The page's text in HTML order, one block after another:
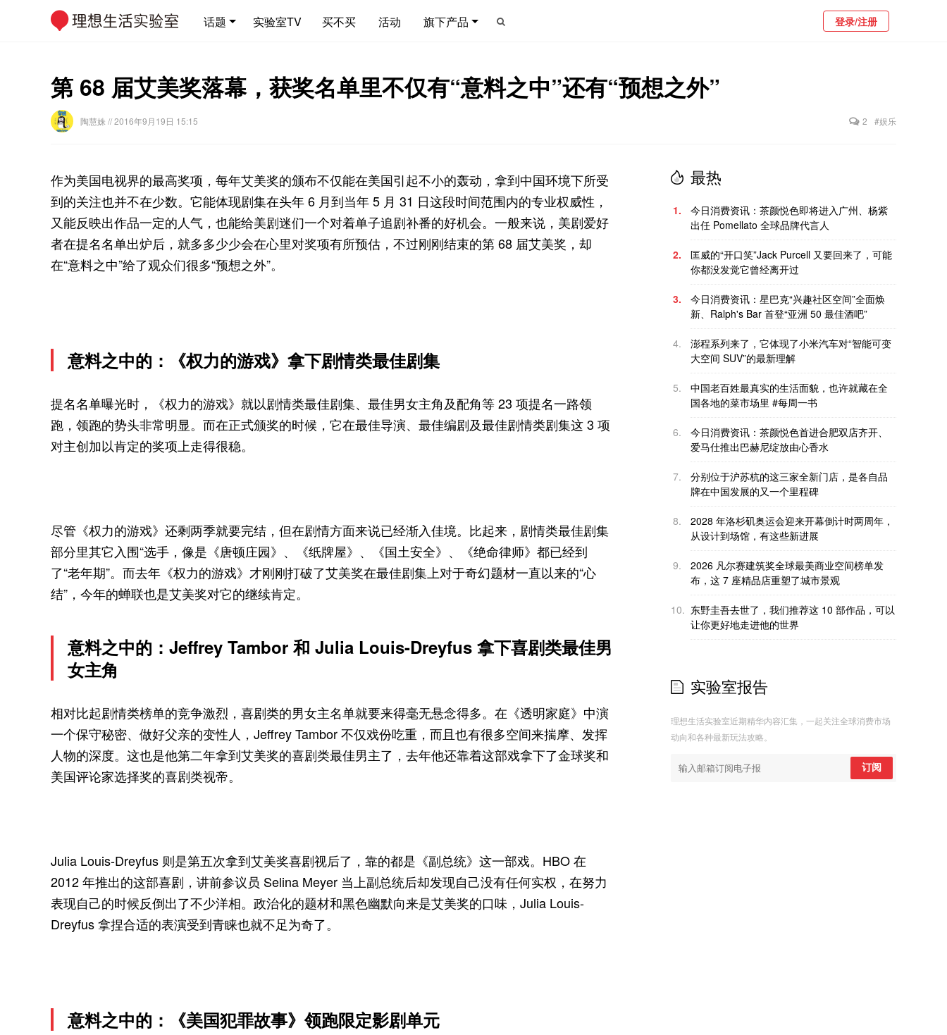
话题 实验室TV 买不买 活动 旗下产品 登录/注册
第 68 届艾美奖落幕，获奖名单里不仅有“意料之中”还有“预想之外”
陶慧姝 // 2016年9月19日 15:15 2 #娱乐
作为美国电视界的最高奖项，每年艾美奖的颁布不仅能在美国引起不小的轰动，拿到中国环境下所受
到的关注也并不在少数。它能体现剧集在头年 6 月到当年 5 月 31 日这段时间范围内的专业权威性，
又能反映出作品一定的人气，也能给美剧迷们一个对着单子追剧补番的好机会。一般来说，美剧爱好
者在提名名单出炉后，就多多少少会在心里对奖项有所预估，不过刚刚结束的第 68 届艾美奖，却
在“意料之中”给了观众们很多“预想之外”。
意料之中的：《权力的游戏》拿下剧情类最佳剧集
提名名单曝光时，《权力的游戏》就以剧情类最佳剧集、最佳男女主角及配角等 23 项提名一路领
跑，领跑的势头非常明显。而在正式颁奖的时候，它在最佳导演、最佳编剧及最佳剧情类剧集这 3 项
对主创加以肯定的奖项上走得很稳。
尽管《权力的游戏》还剩两季就要完结，但在剧情方面来说已经渐入佳境。比起来，剧情类最佳剧集
部分里其它入围“选手，像是《唐顿庄园》、《纸牌屋》、《国土安全》、《绝命律师》都已经到
了“老年期”。而去年《权力的游戏》才刚刚打破了艾美奖在最佳剧集上对于奇幻题材一直以来的“心
结”，今年的蝉联也是艾美奖对它的继续肯定。
意料之中的：Jeffrey Tambor 和 Julia Louis-Dreyfus 拿下喜剧类最佳男
女主角
相对比起剧情类榜单的竞争激烈，喜剧类的男女主名单就要来得毫无悬念得多。在《透明家庭》中演
一个保守秘密、做好父亲的变性人，Jeffrey Tambor 不仅戏份吃重，而且也有很多空间来揣摩、发挥
人物的深度。这也是他第二年拿到艾美奖的喜剧类最佳男主了，去年他还靠着这部戏拿下了金球奖和
美国评论家选择奖的喜剧类视帝。
Julia Louis-Dreyfus 则是第五次拿到艾美奖喜剧视后了，靠的都是《副总统》这一部戏。HBO 在
2012 年推出的这部喜剧，讲前参议员 Selina Meyer 当上副总统后却发现自己没有任何实权，在努力
表现自己的时候反倒出了不少洋相。政治化的题材和黑色幽默向来是艾美奖的口味，Julia Louis-
Dreyfus 拿捏合适的表演受到青睐也就不足为奇了。
意料之中的：《美国犯罪故事》领跑限定影剧单元
最热
1.
今日消费资讯：茶颜悦色即将进入广州、杨紫
出任 Pomellato 全球品牌代言人
2.
匡威的“开口笑”Jack Purcell 又要回来了，可能
你都没发觉它曾经离开过
3.
今日消费资讯：星巴克“兴趣社区空间”全面焕
新、Ralph's Bar 首登“亚洲 50 最佳酒吧”
4.
澎程系列来了，它体现了小米汽车对“智能可变
大空间 SUV”的最新理解
5.
中国老百姓最真实的生活面貌，也许就藏在全
国各地的菜市场里 #每周一书
6.
今日消费资讯：茶颜悦色首进合肥双店齐开、
爱马仕推出巴赫尼绽放由心香水
7.
分别位于沪苏杭的这三家全新门店，是各自品
牌在中国发展的又一个里程碑
8.
2028 年洛杉矶奥运会迎来开幕倒计时两周年，
从设计到场馆，有这些新进展
9.
2026 凡尔赛建筑奖全球最美商业空间榜单发
布，这 7 座精品店重塑了城市景观
10. 东野圭吾去世了，我们推荐这 10 部作品，可以
让你更好地走进他的世界
实验室报告
理想生活实验室近期精华内容汇集，一起关注全球消费市场
动向和各种最新玩法攻略。